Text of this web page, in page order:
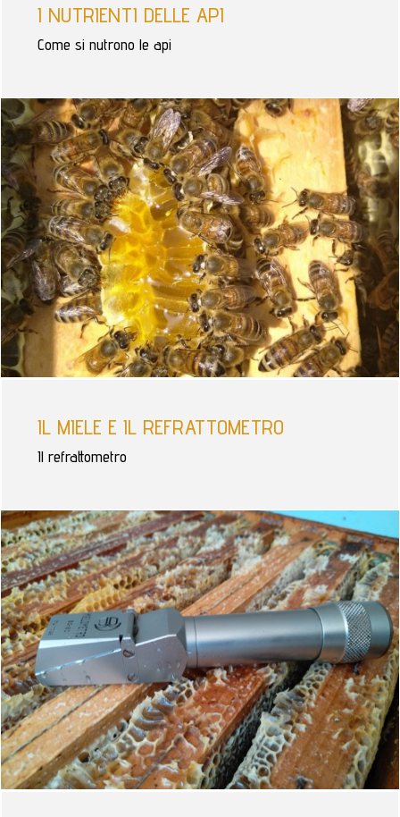
I NUTRIENTI DELLE API
Come si nutrono le api
IL MIELE E IL REFRATTOMETRO
Il refrattometro